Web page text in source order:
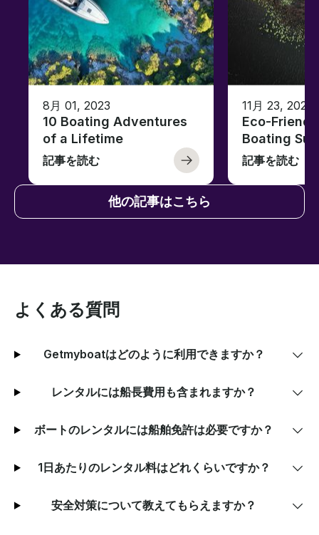
8月 01, 2023
10 Boating Adventures
of a Lifetime
記事を読む
11月 23, 2022
Eco-
Boating
記事を読む
他の記事はこちら
よくある質問
Getmyboatはどのように利用できますか？
レンタルには船長費用も含まれますか？
ボートのレンタルには船舶免許は必要ですか？
1日あたりのレンタル料はどれくらいですか？
安全対策について教えてもらえますか？